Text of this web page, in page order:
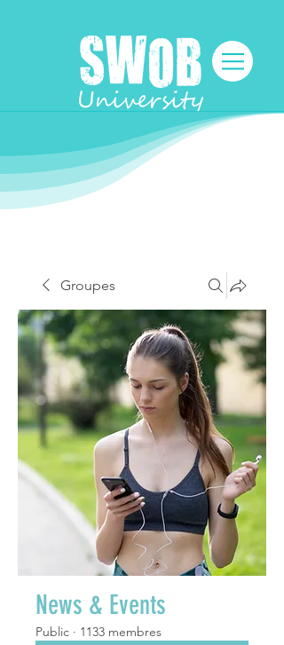
Groupes
News & Events
Public · 1133 membres